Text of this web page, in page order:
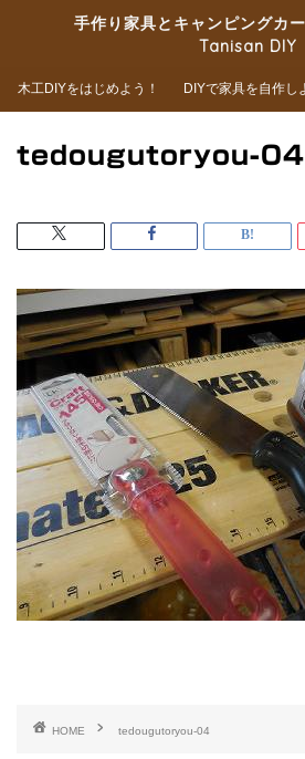
手作り家具とキャンピングカ
Tanisan DIY
木工DIYをはじめよう！ DIYで家具を自作し
tedougutoryou-04
HOME tedougutoryou-04